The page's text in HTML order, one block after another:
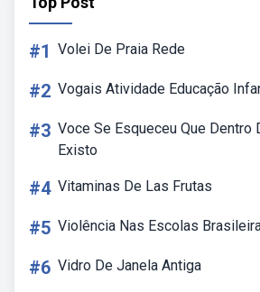
#1 Volei De Praia Rede
#2 Vogais Atividade Educação
#3 Voce Se Esqueceu Que Dentro
Existo
#4 Vitaminas De Las Frutas
#5 Violência Nas Escolas
#6 Vidro De Janela Antiga